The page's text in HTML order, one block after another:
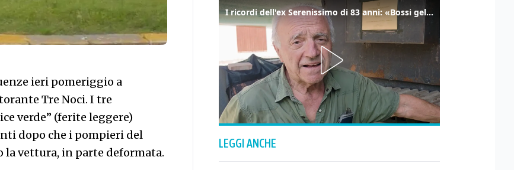
ieri pomeriggio a
Tre Noci. I tre
verde” (ferite leggere)
dopo che i pompieri del
vettura, in parte deformata.
I ricordi dell'ex Serenissimo di 83 anni: «Bossi geloso di noi, in carcere mi cantavano l’inno di San Marco»
LEGGI ANCHE